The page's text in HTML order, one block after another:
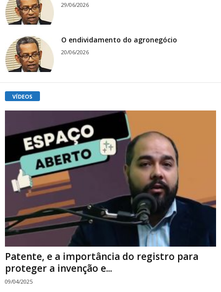
29/06/2026
O endividamento do agronegócio
20/06/2026
VÍDEOS
Patente, e a importância do registro para
proteger a invenção e...
09/04/2025